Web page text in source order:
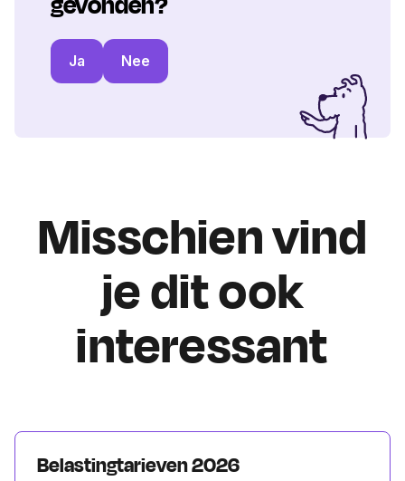
Ja Nee
Misschien vind
je dit ook
interessant
Belastingtarieven 2026